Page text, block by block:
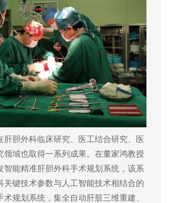
胆外科临床研究、医工结合研究、医
领域也取得一系列成果。在董家鸿教授
智能精准肝胆外科手术规划系统，该系
关键技术参数与人工智能技术相结合的
规划系统，集全自动肝脏三维重建、